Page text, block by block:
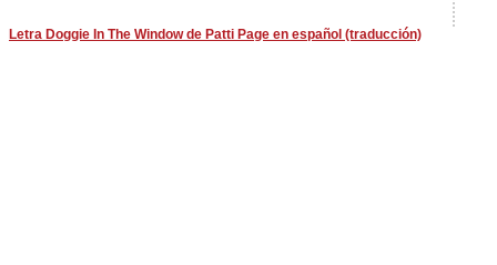
Letra Doggie In The Window de Patti Page en español (traducción)